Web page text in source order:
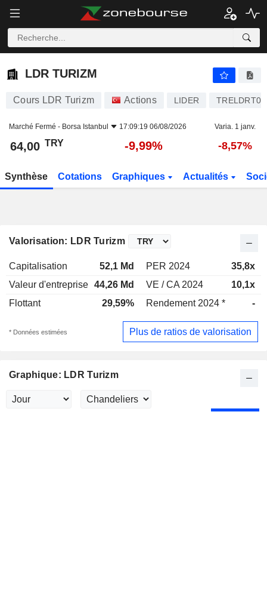
LDR TURIZM
LDR TURIZM
Cours LDR Turizm Actions LIDER
Marché Fermé - Borsa Istanbul 17:09:19 06/08/2026 Varia. 1 janv.
64,00 TRY -9,99% -8,57%
Synthèse Cotations Graphiques Actualités
Valorisation: LDR Turizm
Capitalisation 52,1 Md PER 2024
35,8x
Valeur d'entreprise 44,26 Md VE / CA 2024
10,1x
Flottant
29,59% Rendement 2024 * -
* Données estimées Plus de ratios de valorisation
Graphique: LDR Turizm